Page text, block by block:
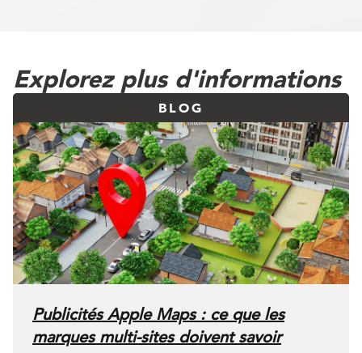
Explorez plus d'informations
BLOG
Publicités Apple Maps : ce que les
marques multi-sites doivent savoir